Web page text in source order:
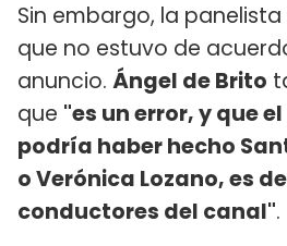
Sin embargo, la
que no estuvo de
anuncio. Ángel de Brito
que "es un error, y que
podría haber hecho
o Verónica Lozano, es
conductores del canal".